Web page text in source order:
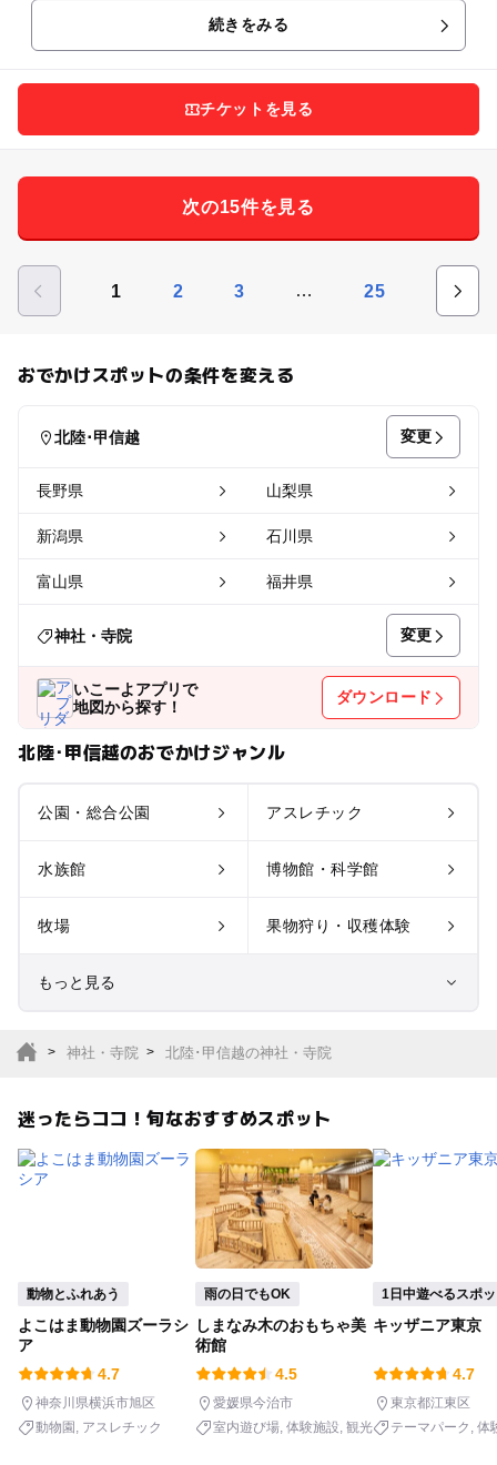
続きをみる
チケットを見る
次の15件を見る
1 2 3 … 25
おでかけスポットの条件を変える
北陸･甲信越 変更
長野県 山梨県
新潟県 石川県
富山県 福井県
神社・寺院 変更
いこーよアプリで
地図から探す！
ダウンロード
北陸･甲信越のおでかけジャンル
公園・総合公園 アスレチック
水族館 博物館・科学館
牧場 果物狩り・収穫体験
もっと見る
サファリパーク
植物園・フラワーパー
ク
バーベキュー
釣り
潮干狩り 社会見学
神社・寺院 北陸･甲信越の神社・寺院
迷ったらココ！旬なおすすめスポット
動物とふれあう
よこはま動物園ズーラシ
ア
4.7
神奈川県横浜市旭区
動物園
アスレチック
雨の日でもOK
しまなみ木のおもちゃ美
術館
4.5
愛媛県今治市
室内遊び場 体験施設 観光
1日中遊べるスポ
キッザニア東京
4.7
東京都江東区
テーマパーク 体